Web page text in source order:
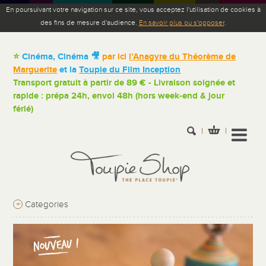
En poursuivant votre navigation sur ce site, vous acceptez l'utilisation de cookies à
des fins de mesure d'audience. En savoir plus ou s'opposer.
⭐Cinéma, Cinéma 🎥 par ici l’Anagyre du Théorème de
Marguerite et laToupie du Film Inception
Transport gratuit à partir de 89 € - Livraison soignée et
rapide : prépa 24h, envoi 48h (hors week-end & jour
férié)
+ Categories